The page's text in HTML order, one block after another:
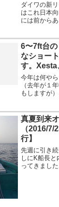
ダイワの新
はこれ日本
には前から
格帯のリー
ガリスが「
6〜7ft台
なショー
す。
ら物色中。
今年は何や
（去年が１
もしますが
ドが好きな
ドで一番短
真夏到来
（2016/
行】
先週に引き
しにK船長と
ってきまし